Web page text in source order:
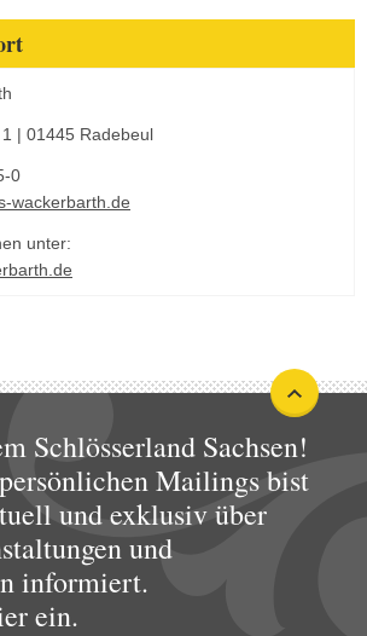
| 01445 Radebeul
0
wackerbarth.de
unter:
Schlösserland Sachsen!
Mailings bist
und exklusiv über
und
informiert.
ein.